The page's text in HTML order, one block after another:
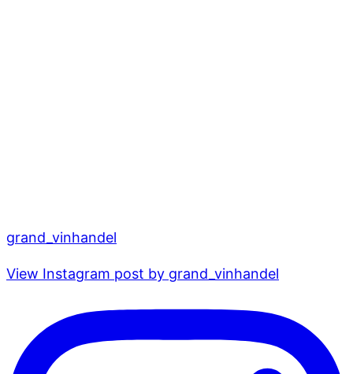
grand_vinhandel
View Instagram post by grand_vinhandel